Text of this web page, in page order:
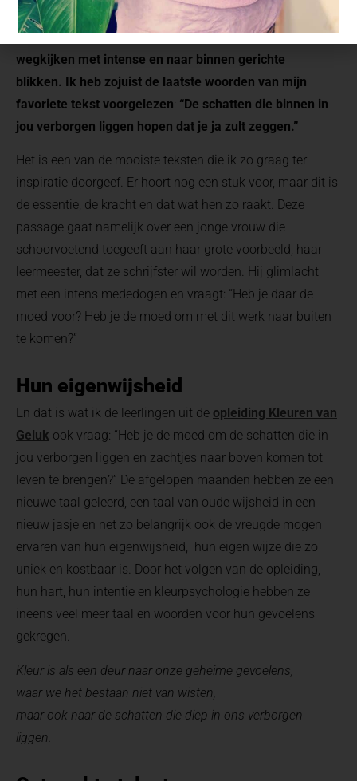
En dan is het muisstil in mijn werkkamer en aan de
andere kant van mijn scherm, waar ik de gezichten zie
wegkijken met intense en naar binnen gerichte
blikken. Ik heb zojuist de laatste woorden van mijn
favoriete tekst voorgelezen: “De schatten die binnen in
jou verborgen liggen hopen dat je ja zult zeggen.”
Het is een van de mooiste teksten die ik zo graag ter
inspiratie doorgeef. Er hoort nog een stuk voor, maar dit is
de essentie, de kracht en dat wat hen zo raakt. Deze
passage gaat namelijk over een jonge vrouw die
schoorvoetend toegeeft aan haar grote voorbeeld, haar
leermeester, dat ze schrijfster wil worden. Hij glimlacht
met een intens mededogen en vraagt: “Heb je daar de
moed voor? Heb je de moed om met dit werk naar buiten
te komen?”
Hun eigenwijsheid
En dat is wat ik de leerlingen uit de opleiding Kleuren van
Geluk ook vraag: “Heb je de moed om de schatten die in
jou verborgen liggen en zachtjes naar boven komen tot
leven te brengen?” De afgelopen maanden hebben ze een
nieuwe taal geleerd, een taal van oude wijsheid in een
nieuw jasje en net zo belangrijk ook de vreugde mogen
ervaren van hun eigenwijsheid, hun eigen wijze die zo
uniek en kostbaar is. Door het volgen van de opleiding,
hun hart, hun intentie en kleurpsychologie hebben ze
ineens veel meer taal en woorden voor hun gevoelens
gekregen.
Kleur is als een deur naar onze geheime gevoelens,
waar we het bestaan niet van wisten,
maar ook naar de schatten die diep in ons verborgen
liggen.